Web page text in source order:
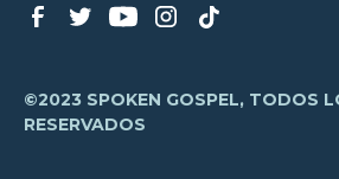
©2023 SPOKEN GOSPEL, TODOS
RESERVADOS